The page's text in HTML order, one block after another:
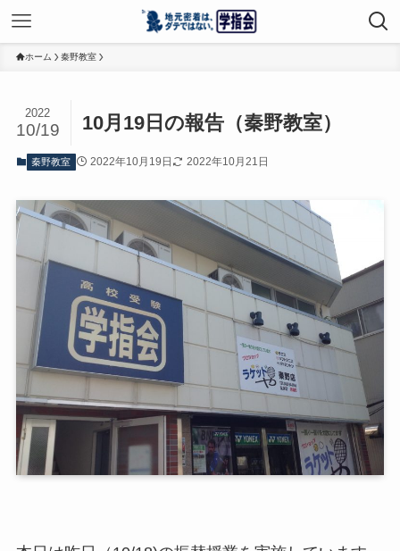
ホーム 秦野教室
10月19日の報告（秦野教室）
2022
10/19
秦野教室 2022年10月19日 2022年10月21日